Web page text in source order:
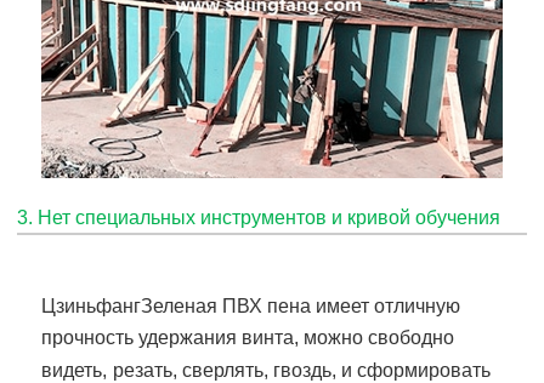
3. Нет специальных инструментов и кривой обучения
ЦзиньфангЗеленая ПВХ пена имеет отличную
прочность удержания винта, можно свободно
видеть, резать, сверлять, гвоздь, и сформировать